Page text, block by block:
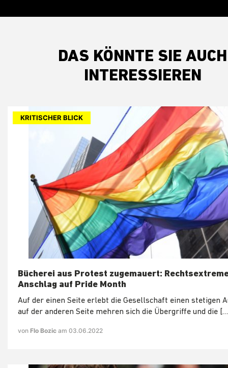
DAS KÖNNTE SIE AUCH
INTERESSIEREN
KRITISCHER BLICK
Bücherei aus Protest zugemauert:
Anschlag auf Pride Month
Auf der einen Seite erlebt die Gesellschaft einen stetigen
auf der anderen Seite mehren sich die Übergriffe und die
von Flo Bozic am 03.06.2022